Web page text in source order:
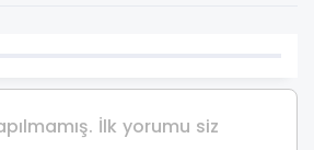
İlk yorumu siz